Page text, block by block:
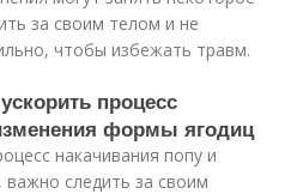
за своим телом и не
чтобы избежать травм.
процесс
формы ягодиц
накачивания попу и
следить за своим